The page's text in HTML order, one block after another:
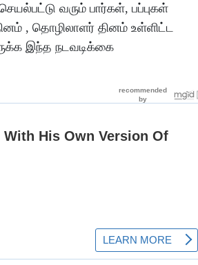
வரும் பார்கள், பப்புகள்
, தொழிலாளர் தினம் உள்ளிட்ட
இந்த நடவடிக்கை